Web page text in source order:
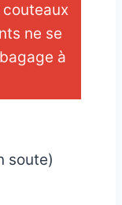
ne se
à
soute)